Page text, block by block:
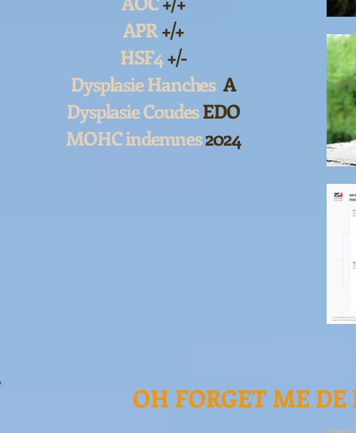
APR+/+
HSF4+/-
Dysplasie Hanches A
Dysplasie CoudesEDO
MOHC indemnes2024
OH FORGET ME